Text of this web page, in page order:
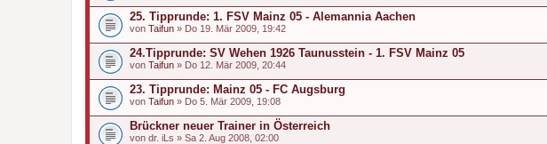
25. Tipprunde: 1. FSV Mainz 05 - Alemannia Aachen
von Taifun » Do 19. Mär 2009, 19:42
24.Tipprunde: SV Wehen 1926 Taunusstein - 1. FSV Mainz 05
von Taifun » Do 12. Mär 2009, 20:44
23. Tipprunde: Mainz 05 - FC Augsburg
von Taifun » Do 5. Mär 2009, 19:08
Brückner neuer Trainer in Österreich
von dr. iLs » Sa 2. Aug 2008, 02:00